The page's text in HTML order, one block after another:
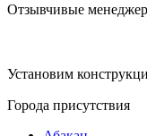
Отзывчивые
Установим
Города присутствия